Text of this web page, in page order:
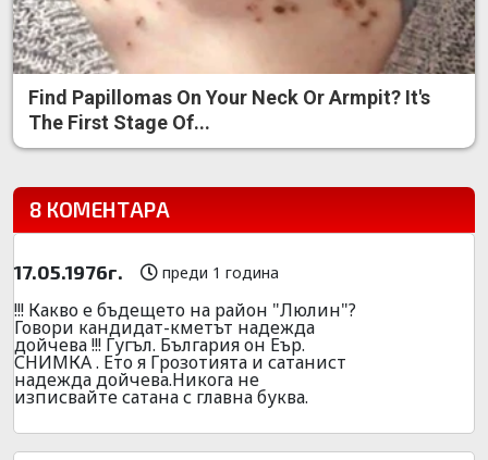
Find Papillomas On Your Neck Or Armpit? It's
The First Stage Of...
8 КОМЕНТАРА
17.05.1976г. преди 1 година
!!! Какво е бъдещето на район "Люлин"?
Говори кандидат-кметът надежда
дойчева !!! Гугъл. България он Еър.
СНИМКА . Ето я Грозотията и сатанист
надежда дойчева.Никога не
изписвайте сатана с главна буква.